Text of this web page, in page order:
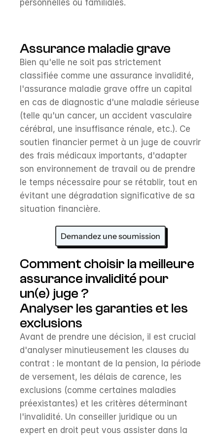
personnelles ou familiales.
Assurance maladie grave
Bien qu'elle ne soit pas strictement
classifiée comme une assurance invalidité,
l'assurance maladie grave offre un capital
en cas de diagnostic d'une maladie sérieuse
(telle qu'un cancer, un accident vasculaire
cérébral, une insuffisance rénale, etc.). Ce
soutien financier permet à un juge de couvrir
des frais médicaux importants, d'adapter
son environnement de travail ou de prendre
le temps nécessaire pour se rétablir, tout en
évitant une dégradation significative de sa
situation financière.
Demandez une soumission
Comment choisir la meilleure
assurance invalidité pour
un(e) juge ?
Analyser les garanties et les
exclusions
Avant de prendre une décision, il est crucial
d'analyser minutieusement les clauses du
contrat : le montant de la pension, la période
de versement, les délais de carence, les
exclusions (comme certaines maladies
préexistantes) et les critères déterminant
l'invalidité. Un conseiller juridique ou un
expert en droit peut vous assister dans la